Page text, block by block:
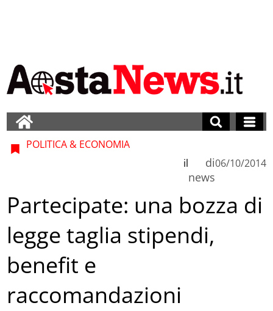
POLITICA & ECONOMIA
di
news
il 06/10/2014
Partecipate: una bozza di
legge taglia stipendi,
benefit e
raccomandazioni